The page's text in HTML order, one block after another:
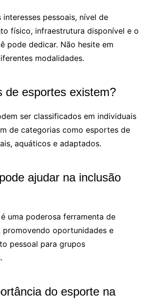
interesses pessoais, nível de
físico, infraestrutura disponível e o
pode dedicar. Não hesite em
modalidades.
de esportes existem?
ser classificados em individuais
de categorias como esportes de
aquáticos e adaptados.
ajudar na inclusão
uma poderosa ferramenta de
promovendo oportunidades e
pessoal para grupos
do esporte na